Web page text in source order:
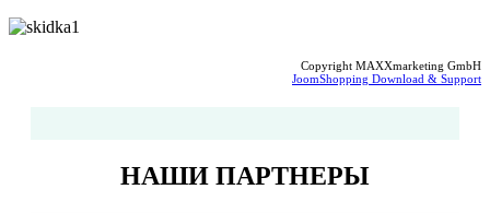
Copyright MAXXmarketing GmbH
JoomShopping Download & Support
НАШИ ПАРТНЕРЫ